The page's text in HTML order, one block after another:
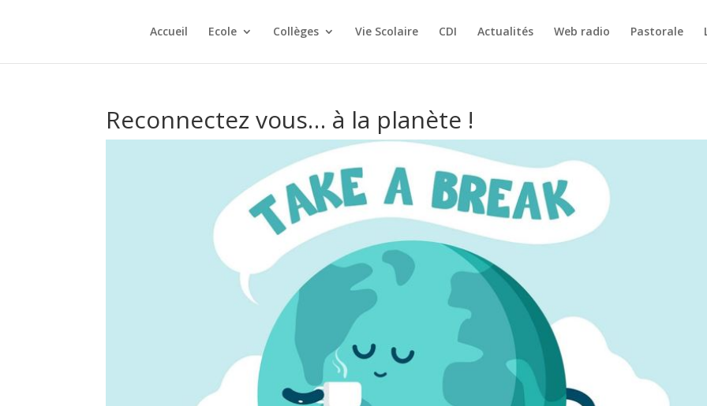
Accueil Ecole Collèges Vie Scolaire CDI Actualités Web radio Pastorale
Reconnectez vous… à la planète !